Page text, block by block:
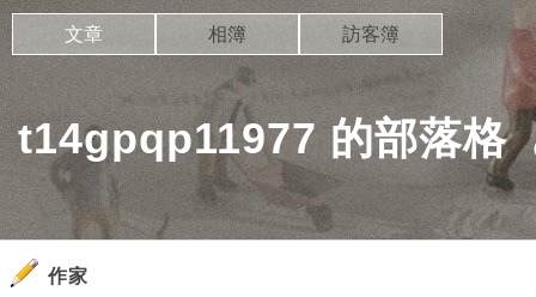
t14gpqp11977 的部落格
文章 相簿 訪客簿
作家